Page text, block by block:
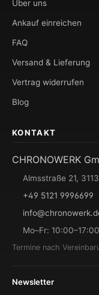
Über uns
Ankauf einreichen
FAQ
Versand & Lieferung
Vertrag widerrufen
Blog
KONTAKT
CHRONOWERK
Almsstraße 21,
+49 5121 9996699
Mo–Fr:
Termine nach
Newsletter